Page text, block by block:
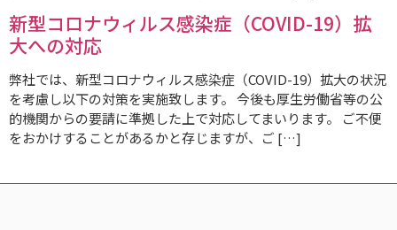
新型コロナウィルス感染症（COVID-19）拡
大への対応
弊社では、新型コロナウィルス感染症（COVID-19）拡大の状況
を考慮し以下の対策を実施致します。 今後も厚生労働省等の公
的機関からの要請に準拠した上で対応してまいります。 ご不便
をおかけすることがあるかと存じますが、ご […]